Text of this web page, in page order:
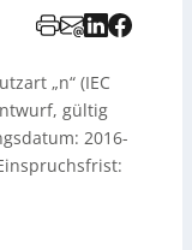
„n“ (IEC
gültig
2016-